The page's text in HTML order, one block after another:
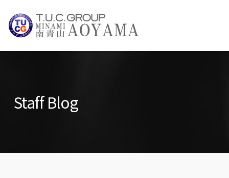
PARTS LIST / パーツ情報
Staff Blog